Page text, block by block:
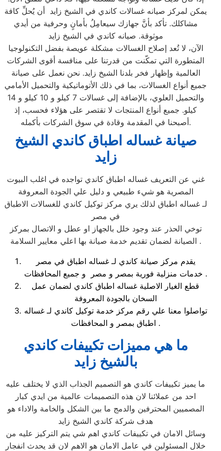
يمكن لمركز صيانه غسالات كاندي في الشيخ زايد أن يُحلِّ كافة
مشاكلك. تأكد بأنَّ جهازك سيعامِلُ بأمانٍ وحرفية من أيدي
موثوقة. صيانه كاندي في الشيخ زايد
الآن، لا تُعد إصلاح الغسالات مشكلة عويصة بفضل التكنولوجيا
المتطورة التي تمكّنت من قدرتنا على منافسة أقوى الشركات
العالمية وإظهار فخر بلدنا الشيخ زايد. نحن نعمل على صيانة
جميع أنواع الغسالات، بما في ذلك الأتوماتيكية والتحميل الأمامي
والتحميل العلوي، بالإضافة إلى غسالات 7 كيلو و 10 كيلو و 14
كيلو. جميع أنواع المنتجات لا تقتصر على هؤلاء فحسب، إذ
أصبحنا في المقدمة وقادة في سوق الشركات بأكمله.
صيانة غساله اطباق كاندي الشيخ
زايد
غني عن التعريف غساله اطباق كاندي تواجده في اغلب البيوت
المصرية هو شيء طبيعي و دليل علي الجودة المعروفة
لـ غساله اطباق لذلك يري مركز توكيل كاندي للغسالات الاطباق
في مصر
توخي الحذر عند وجود خلل بالجهاز او عطل و الاتصال بمركز
الصيانة لضمان تقديم خدمة صيانة بها اعلي معايير السلامة .
يقدم مركز صيانة كاندي لـ غساله اطباق في مصر
خدمات منزلية فورية بمصر و مصر و جميع المحافظات .
قطع الغيار الاصلية غساله اطباق كاندي لضمان عمل
السخان بالجودة المعروفة
تواصلوا معنا علي رقم مركز خدمة توكيل كاندي لـ غساله
اطباق بمصر و المحافظات .
ما هي مميزات تكييفات كاندي
بالشيخ زايد
ما يميز تكييفات كاندي هو التصميم الجذاب الذي لا يختلف عليه
احد من عملائنا لان هذه التصميمات عالمية من ايدي كبار
المصميين المحترفين والدمج ما بين الشكل والخامة والاداء هو
هدف شركة كاندي الشيخ زايد
وسائل الامان في تكييفات كاندي اهم شي يتم التركيز عليه من
خلال المسئولين في عامل الامان هو الاهم لان قد يحدث انفجار